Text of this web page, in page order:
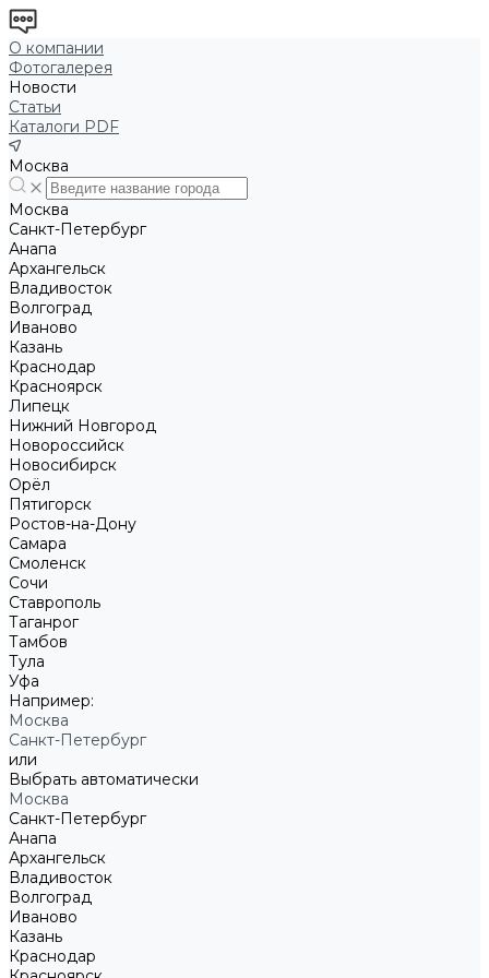
О компании
Фотогалерея
Новости
Статьи
Каталоги PDF
Москва
Москва
Санкт-Петербург
Анапа
Архангельск
Владивосток
Волгоград
Иваново
Казань
Краснодар
Красноярск
Липецк
Нижний Новгород
Новороссийск
Новосибирск
Орёл
Пятигорск
Ростов-на-Дону
Самара
Смоленск
Сочи
Ставрополь
Таганрог
Тамбов
Тула
Уфа
Например:
Москва
Санкт-Петербург
или
Выбрать автоматически
Москва
Санкт-Петербург
Анапа
Архангельск
Владивосток
Волгоград
Иваново
Казань
Краснодар